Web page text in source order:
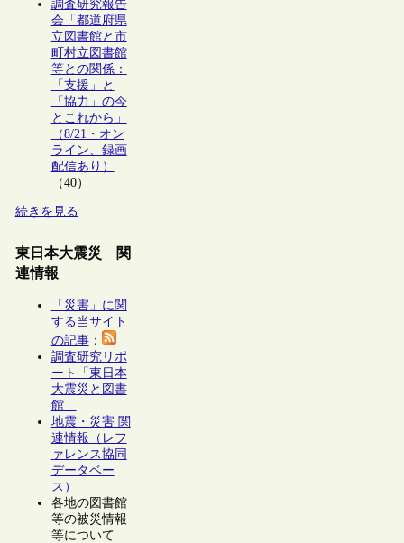
調査研究報告
会「都道府県
立図書館と市
町村立図書館
等との関係：
「支援」と
「協力」の今
とこれから」
（8/21・オン
ライン、録画
配信あり）
（40）
続きを見る
東日本大震災 関
連情報
「災害」に関
する当サイト
の記事：
調査研究リポ
ート「東日本
大震災と図書
館」
地震・災害 関
連情報（レフ
ァレンス協同
データベー
ス）
各地の図書館
等の被災情報
等について